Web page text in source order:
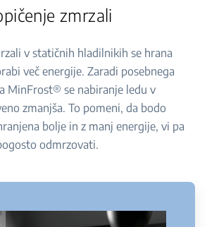
zmrzali
v statičnih hladilnikih se hrana
več energije. Zaradi posebnega
MinFrost® se nabiranje ledu v
zmanjša. To pomeni, da bodo
bolje in z manj energije, vi pa
odmrzovati.